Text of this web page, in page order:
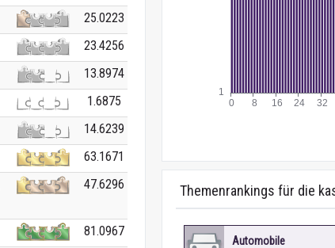
25.0223
23.4256
13.8974
1.6875
14.6239
63.1671
47.6296
81.0967
Themenrankings für die
Automobile